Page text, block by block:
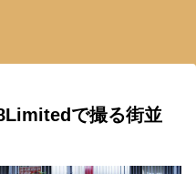
で撮る街並